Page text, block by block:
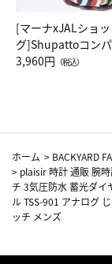
[マーナxJALショ
グ]Shupattoコン
Drop JAL客室乗務
3,960円 （税込）
ホーム > BACKYARD
> plaisir 時計 通販 腕
チ 3気圧防水 蓄光ダイ
ル TSS-901 アナログ
ッチ メンズ